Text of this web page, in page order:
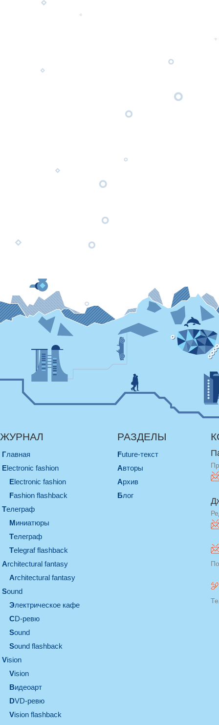
ЖУРНАЛ
Главная
electronic fashion
electronic fashion
Fashion flashback
телеграф
миниатюры
телеграф
Telegraf flashback
architectural fantasy
architectural fantasy
sound
электрическое кафе
CD-ревю
sound
Sound flashback
vision
vision
видеоарт
DVD-ревю
Vision flashback
РАЗДЕЛЫ
Future-текст
Авторы
Архив
Блог